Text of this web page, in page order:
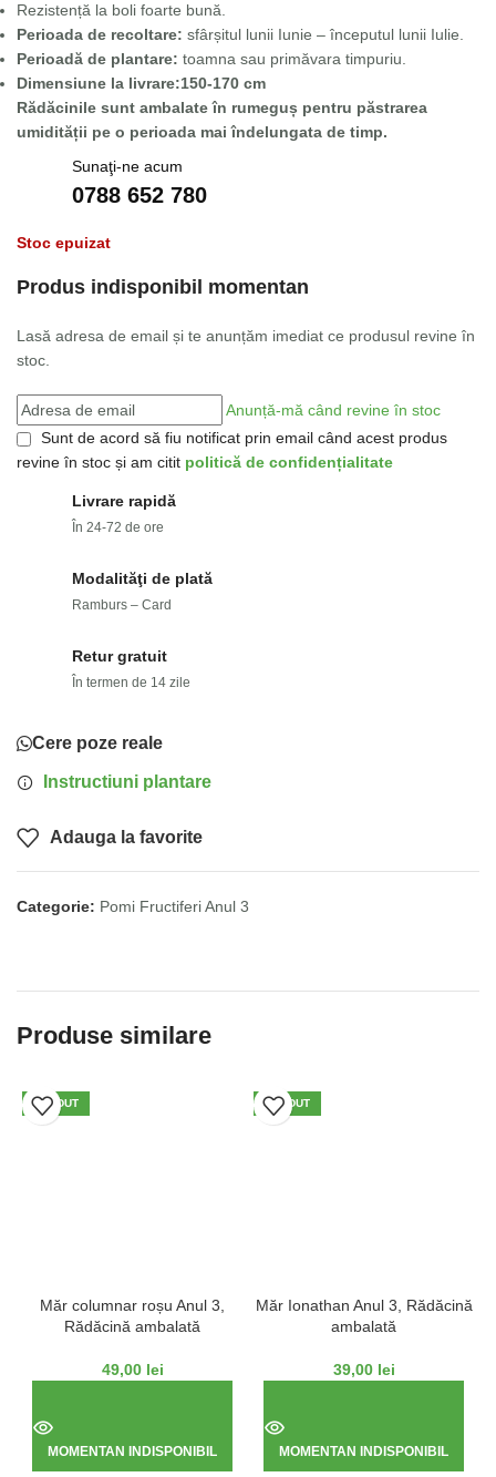
Rezistență la boli foarte bună.
Perioada de recoltare: sfârșitul lunii Iunie – începutul lunii Iulie.
Perioadă de plantare: toamna sau primăvara timpuriu.
Dimensiune la livrare:150-170 cm
Rădăcinile sunt ambalate în rumeguș pentru păstrarea
umidității pe o perioada mai îndelungata de timp.
Sunaţi-ne acum
0788 652 780
Stoc epuizat
Produs indisponibil momentan
Lasă adresa de email și te anunțăm imediat ce produsul revine în
stoc.
Anunță-mă când revine în stoc
Sunt de acord să fiu notificat prin email când acest produs
revine în stoc și am citit politică de confidențialitate
Livrare rapidă
În 24-72 de ore
Modalităţi de plată
Ramburs – Card
Retur gratuit
În termen de 14 zile
Cere poze reale
Instructiuni plantare
Adauga la favorite
Categorie: Pomi Fructiferi Anul 3
Produse similare
VÂNDUT
Măr columnar roșu Anul 3,
Rădăcină ambalată
49,00 lei
MOMENTAN INDISPONIBIL
VÂNDUT
Măr Ionathan Anul 3, Rădăcină
ambalată
39,00 lei
MOMENTAN INDISPONIBIL